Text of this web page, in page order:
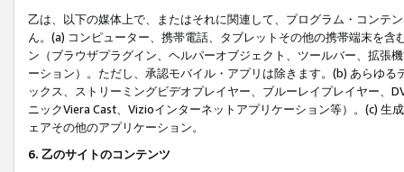
乙は、以下の媒体上で、またはそれに関連して、プログラム・コンテ
ん。(a) コンピューター、携帯電話、タブレットその他の携帯端末を
ン（ブラウザプラグイン、ヘルパーオブジェクト、ツールバー、拡張
ーション）。ただし、承認モバイル・アプリは除きます。(b) あらゆ
ックス、ストリーミングビデオプレイヤー、ブルーレイプレイヤー、
ニックViera Cast、Vizioインターネットアプリケーション等）。(c)
ェアその他のアプリケーション。
6. 乙のサイトのコンテンツ